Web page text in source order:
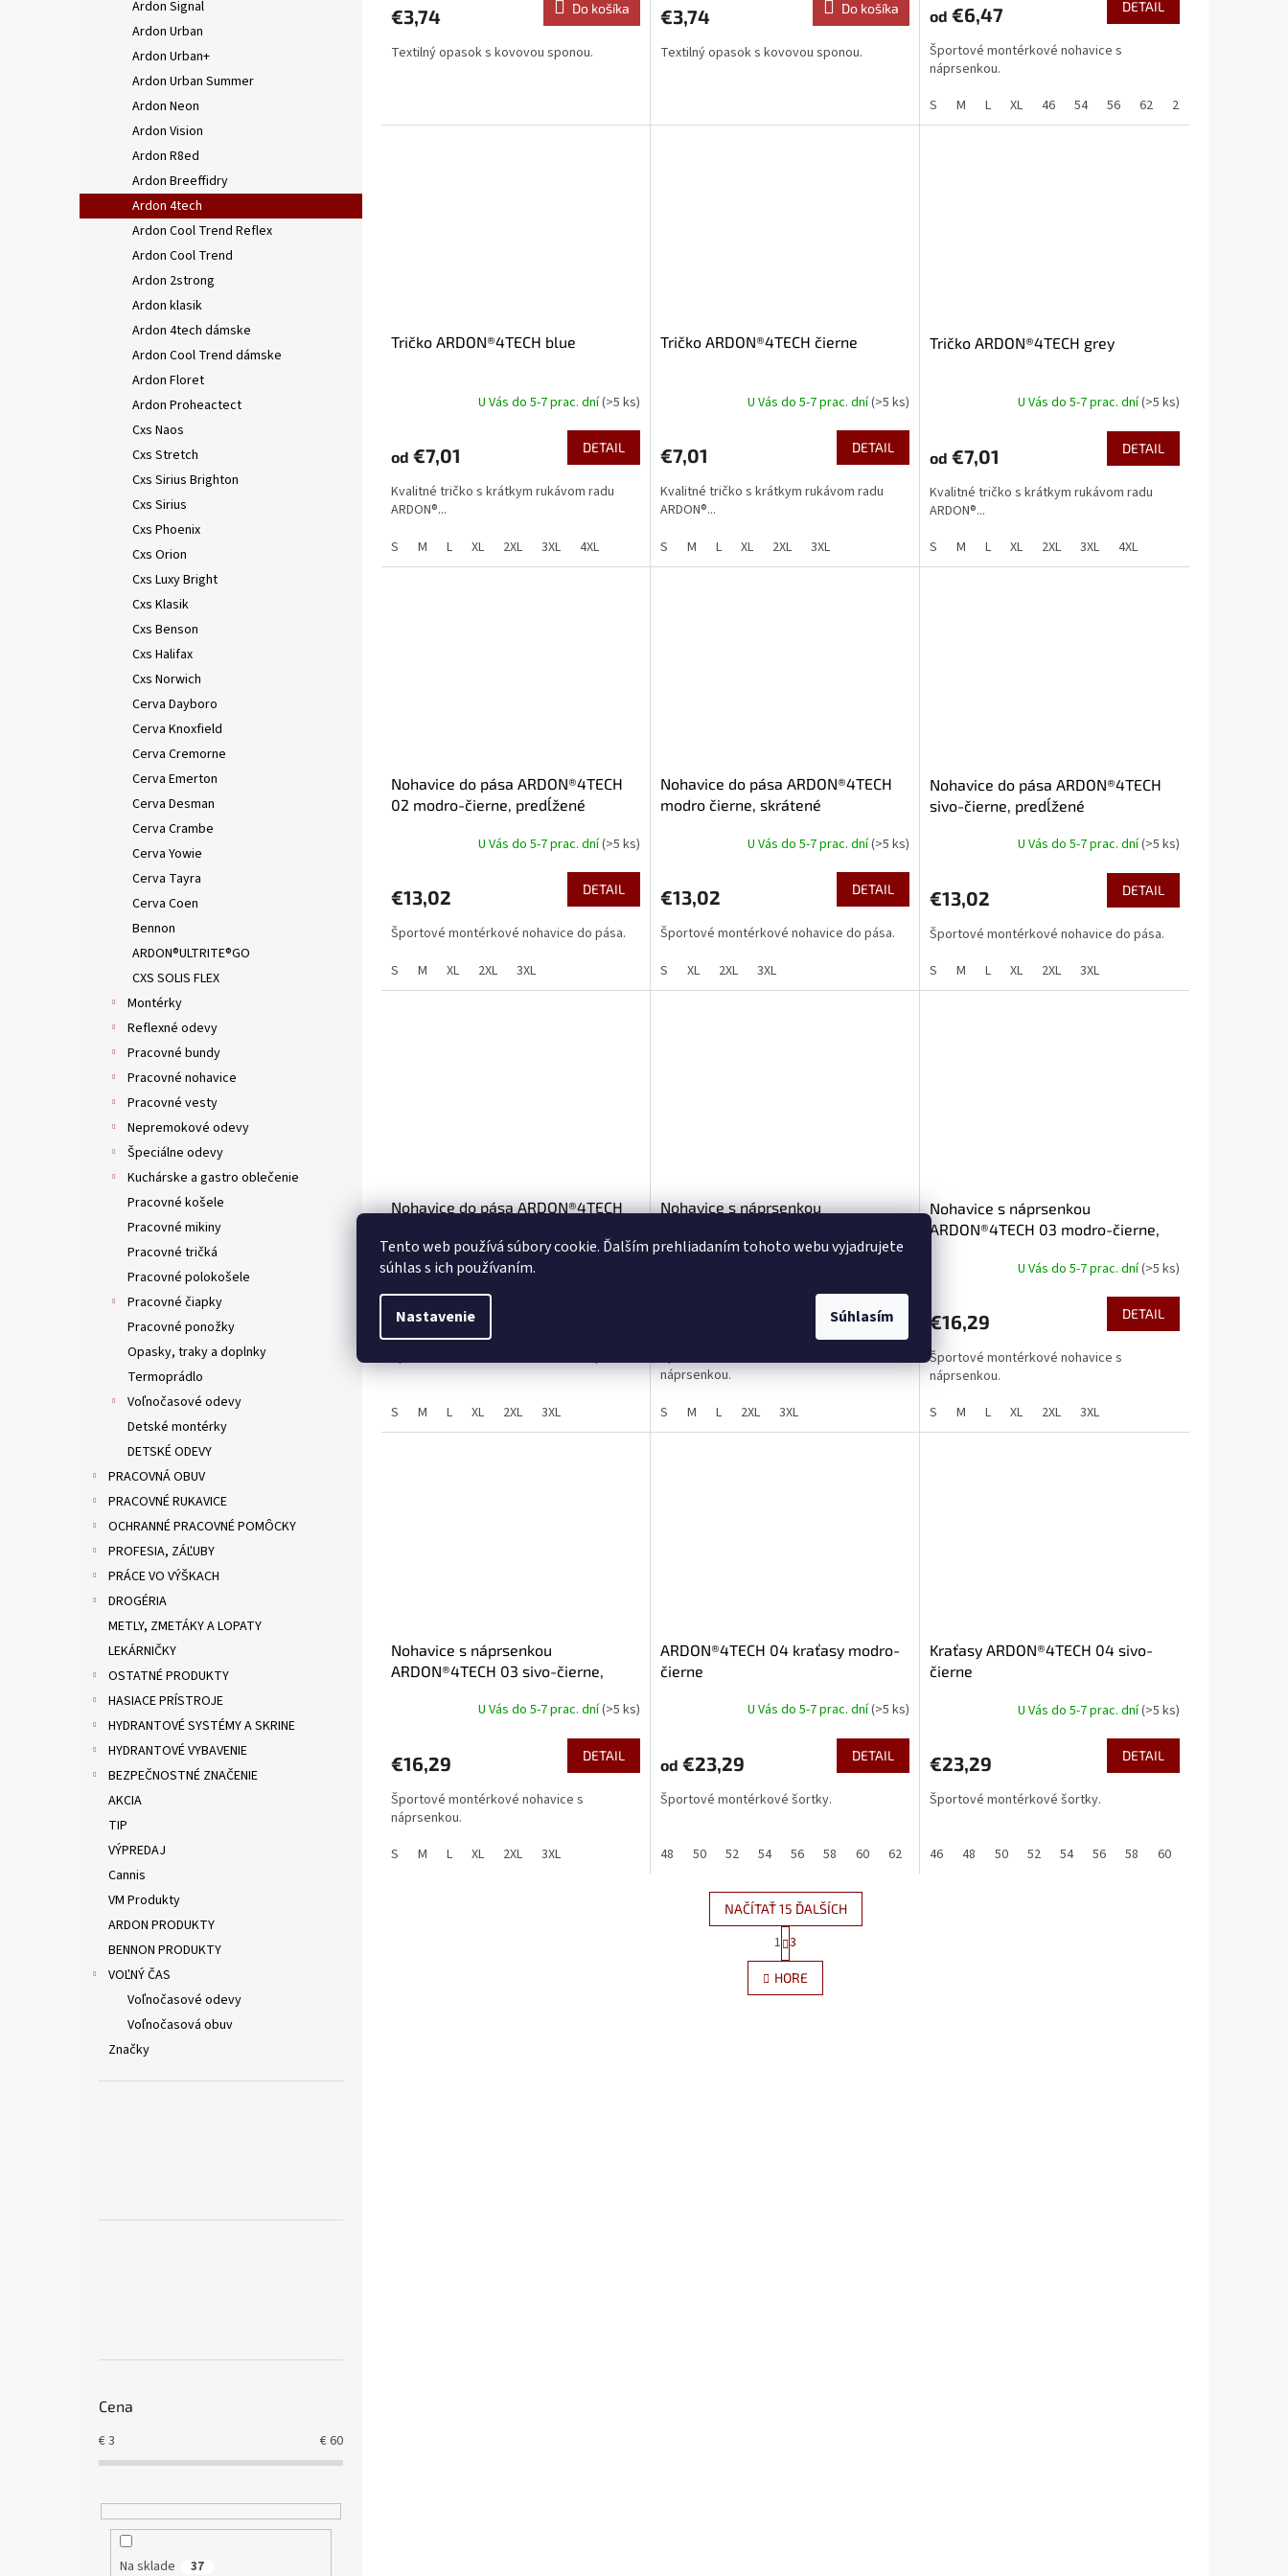
Tento web používá súbory cookie. Ďalším prehliadaním tohoto webu vyjadrujete
súhlas s ich používaním.
Nastavenie Súhlasím
Ardon Signal
Ardon Urban
Ardon Urban+
Ardon Urban Summer
Ardon Neon
Ardon Vision
Ardon R8ed
Ardon Breeffidry
Ardon 4tech
Ardon Cool Trend Reflex
Ardon Cool Trend
Ardon 2strong
Ardon klasik
Ardon 4tech dámske
Ardon Cool Trend dámske
Ardon Floret
Ardon Proheactect
Cxs Naos
Cxs Stretch
Cxs Sirius Brighton
Cxs Sirius
Cxs Phoenix
Cxs Orion
Cxs Luxy Bright
Cxs Klasik
Cxs Benson
Cxs Halifax
Cxs Norwich
Cerva Dayboro
Cerva Knoxfield
Cerva Cremorne
Cerva Emerton
Cerva Desman
Cerva Crambe
Cerva Yowie
Cerva Tayra
Cerva Coen
Bennon
ARDON®ULTRITE®GO
CXS SOLIS FLEX
Montérky
Reflexné odevy
Pracovné bundy
Pracovné nohavice
Pracovné vesty
Nepremokové odevy
Špeciálne odevy
Kuchárske a gastro oblečenie
Pracovné košele
Pracovné mikiny
Pracovné tričká
Pracovné polokošele
Pracovné čiapky
Pracovné ponožky
Opasky, traky a doplnky
Termoprádlo
Voľnočasové odevy
Detské montérky
DETSKÉ ODEVY
PRACOVNÁ OBUV
PRACOVNÉ RUKAVICE
OCHRANNÉ PRACOVNÉ POMÔCKY
PROFESIA, ZÁĽUBY
PRÁCE VO VÝŠKACH
DROGÉRIA
METLY, ZMETÁKY A LOPATY
LEKÁRNIČKY
OSTATNÉ PRODUKTY
HASIACE PRÍSTROJE
HYDRANTOVÉ SYSTÉMY A SKRINE
HYDRANTOVÉ VYBAVENIE
BEZPEČNOSTNÉ ZNAČENIE
AKCIA
TIP
VÝPREDAJ
Cannis
VM Produkty
ARDON PRODUKTY
BENNON PRODUKTY
VOĽNÝ ČAS
Voľnočasové odevy
Voľnočasová obuv
Značky
Cena
€3 €60
Na sklade 37
€3,74 Do košíka
Textilný opasok s kovovou sponou.
€3,74 Do košíka
Textilný opasok s kovovou sponou.
od €6,47 DETAIL
Športové montérkové nohavice s
náprsenkou.
S
M L XL 46 54 56 62 2XL
Tričko ARDON®4TECH blue
U Vás do 5-7 prac. dní(>5 ks)
od €7,01 DETAIL
Kvalitné tričko s krátkym rukávom radu
ARDON®...
S
M L XL 2XL 3XL 4XL
Tričko ARDON®4TECH čierne
U Vás do 5-7 prac. dní(>5 ks)
€7,01 DETAIL
Kvalitné tričko s krátkym rukávom radu
ARDON®...
S
M L XL 2XL 3XL
Tričko ARDON®4TECH grey
U Vás do 5-7 prac. dní(>5 ks)
od €7,01 DETAIL
Kvalitné tričko s krátkym rukávom radu
ARDON®...
S
M L XL 2XL 3XL 4XL
Nohavice do pása ARDON®4TECH
02 modro-čierne, predĺžené
U Vás do 5-7 prac. dní(>5 ks)
€13,02 DETAIL
Športové montérkové nohavice do pása.
S
M XL 2XL 3XL
Nohavice do pása ARDON®4TECH
modro čierne, skrátené
U Vás do 5-7 prac. dní(>5 ks)
€13,02 DETAIL
Športové montérkové nohavice do pása.
S
XL 2XL 3XL
Nohavice do pása ARDON®4TECH
sivo-čierne, predĺžené
U Vás do 5-7 prac. dní(>5 ks)
€13,02 DETAIL
Športové montérkové nohavice do pása.
S
M L XL 2XL 3XL
Nohavice do pása ARDON®4TECH
U Vás do 5-7 prac. dní
€13,02
S M L XL 2XL 3XL
Nohavice s náprsenkou
predĺžené
DETAIL
náprsenkou.
S
M L 2XL 3XL
Nohavice s náprsenkou
ARDON®4TECH 03 modro-čierne,
U Vás do 5-7 prac. dní(>5 ks)
€16,29 DETAIL
Športové montérkové nohavice s
náprsenkou.
S
M L XL 2XL 3XL
Nohavice s náprsenkou
ARDON®4TECH 03 sivo-čierne,
U Vás do 5-7 prac. dní(>5 ks)
€16,29 DETAIL
Športové montérkové nohavice s
náprsenkou.
S
M L XL 2XL 3XL
ARDON®4TECH 04 kraťasy modro-
čierne
U Vás do 5-7 prac. dní(>5 ks)
od €23,29 DETAIL
Športové montérkové šortky.
48 50 52 54 56 58 60 62 64
Kraťasy ARDON®4TECH 04 sivo-
čierne
U Vás do 5-7 prac. dní(>5 ks)
€23,29 DETAIL
Športové montérkové šortky.
46 48 50 52 54 56 58 60
O
v
l
NAČÍTAŤ 15 ĎALŠÍCH
S
t
r
á
n
1 3
HORE